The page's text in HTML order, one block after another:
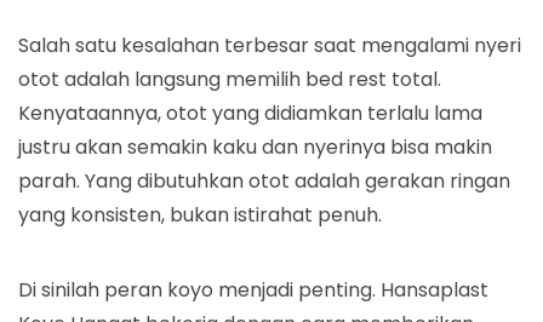
Salah satu kesalahan terbesar saat mengalami nyeri
otot adalah langsung memilih bed rest total.
Kenyataannya, otot yang didiamkan terlalu lama
justru akan semakin kaku dan nyerinya bisa makin
parah. Yang dibutuhkan otot adalah gerakan ringan
yang konsisten, bukan istirahat penuh.
Di sinilah peran koyo menjadi penting. Hansaplast